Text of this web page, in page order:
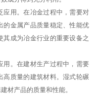
应用。在冶金过程中，需要对
的金属产品质量稳定、性能优
其成为冶金行业的重要设备之
用。在建材生产过程中，需要
高质量的建筑材料。湿式轮碾
材产品的质量和性能。